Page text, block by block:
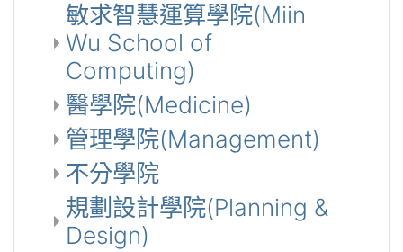
敏求智慧運算學院(Miin
Wu School of
Computing)
醫學院(Medicine)
管理學院(Management)
不分學院
規劃設計學院(Planning &
Design)